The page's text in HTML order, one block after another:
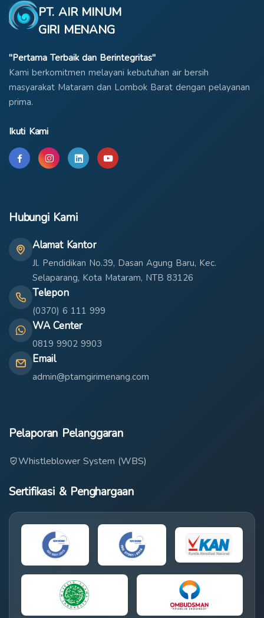
PT. AIR MINUM
GIRI MENANG
"Pertama Terbaik dan Berintegritas"
Kami berkomitmen melayani kebutuhan air bersih
masyarakat Mataram dan Lombok Barat dengan pelayanan
prima.
Ikuti Kami
Hubungi Kami
Alamat Kantor
Jl. Pendidikan No.39, Dasan Agung Baru, Kec.
Selaparang, Kota Mataram, NTB 83126
Telepon
(0370) 6 111 999
WA Center
0819 9902 9903
Email
admin@ptamgirimenang.com
Pelaporan Pelanggaran
Whistleblower System (WBS)
Sertifikasi & Penghargaan